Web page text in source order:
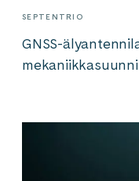
SEPTENTRIO
GNSS-